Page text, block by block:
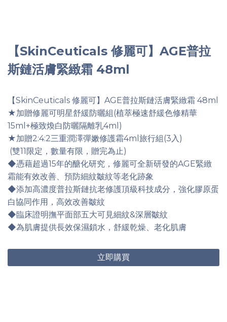
【SkinCeuticals 修麗可】AGE普拉
斯鏈活膚緊緻霜 48ml
【SkinCeuticals 修麗可】AGE普拉斯鏈活膚緊緻霜 48ml
★加贈修麗可明星舒緩防曬組(植萃極速舒緩色修精華
15ml+極致煥白防曬隔離乳4ml)
★加贈2:4:2三重潤澤彈嫩修護霜4ml旅行組(3入)
(雙11限定，數量有限，贈完為止)
◆憑藉超過15年的醣化研究，修麗可全新研發的AGE緊緻
霜能有效改善、預防細紋皺紋等老化跡象
◆添加高濃度普拉斯鏈抗老修護頂級科技成分，強化膠原蛋
白協同作用，高效改善皺紋
◆臨床證明撫平面部五大可見細紋&深層皺紋
◆為肌膚提供長效保濕鎖水，舒緩乾燥、老化肌膚
立即購買